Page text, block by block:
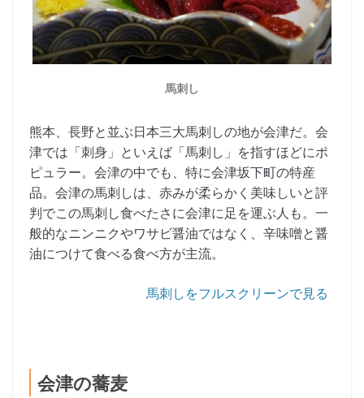
馬刺し
熊本、長野と並ぶ日本三大馬刺しの地が会津だ。会
津では「刺身」といえば「馬刺し」を指すほどにポ
ピュラー。会津の中でも、特に会津坂下町の特産
品。会津の馬刺しは、赤みが柔らかく美味しいと評
判でこの馬刺し食べたさに会津に足を運ぶ人も。一
般的なニンニクやワサビ醤油ではなく、辛味噌と醤
油につけて食べる食べ方が主流。
馬刺しをフルスクリーンで見る
会津の蕎麦